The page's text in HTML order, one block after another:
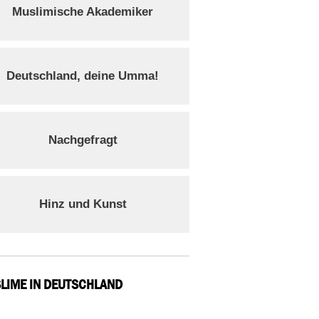
Muslimische Akademiker
Deutschland, deine Umma!
Nachgefragt
Hinz und Kunst
IN DEUTSCHLAND